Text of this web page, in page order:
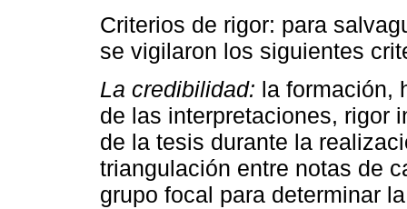
Criterios de rigor: para
se vigilaron los siguientes
La credibilidad: la formación,
de las interpretaciones, rigor
de la tesis durante la
triangulación entre notas de
grupo focal para determinar